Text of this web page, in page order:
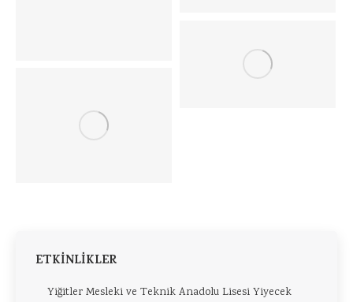
ETKİNLİKLER
Yiğitler Mesleki ve Teknik Anadolu Lisesi Yiyecek